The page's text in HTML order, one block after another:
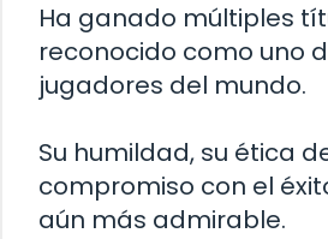
Ha ganado múltiples
reconocido como uno
jugadores del mundo.
Su humildad, su ética
compromiso con el
aún más admirable.